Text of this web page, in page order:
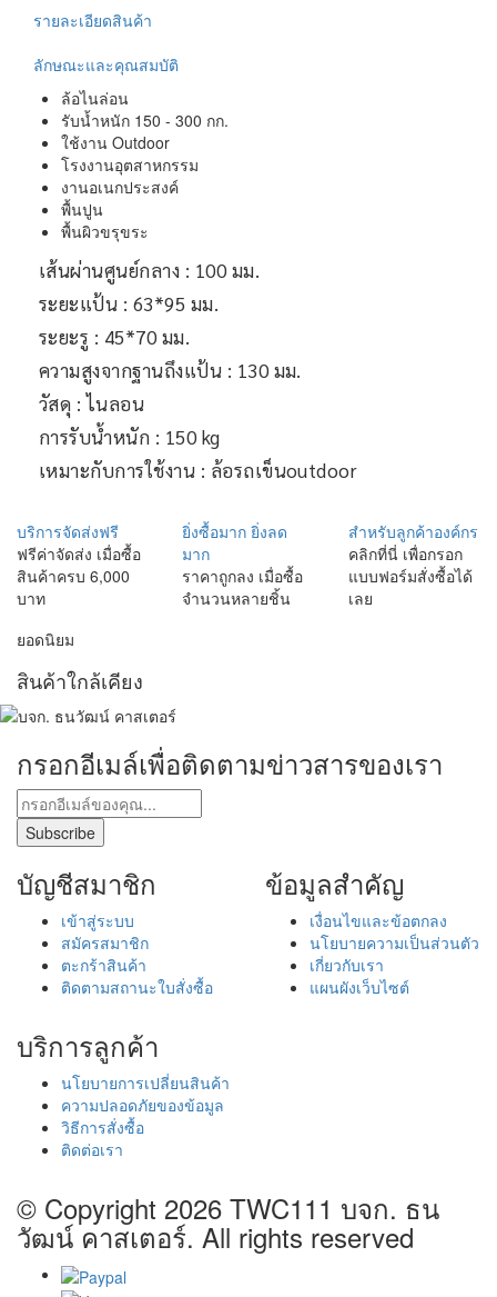
รายละเอียดสินค้า
ลักษณะและคุณสมบัติ
ล้อไนล่อน
รับน้ำหนัก 150 - 300 กก.
ใช้งาน Outdoor
โรงงานอุตสาหกรรม
งานอเนกประสงค์
พื้นปูน
พื้นผิวขรุขระ
เส้นผ่านศูนย์กลาง : 100 มม.
ระยะแป้น : 63*95 มม.
ระยะรู : 45*70 มม.
ความสูงจากฐานถึงแป้น : 130 มม.
วัสดุ : ไนลอน
การรับน้ำหนัก : 150 kg
เหมาะกับการใช้งาน : ล้อรถเข็นoutdoor
บริการจัดส่งฟรี
ฟรีค่าจัดส่ง เมื่อซื้อ
สินค้าครบ 6,000
บาท
ยิ่งซื้อมาก ยิ่งลด
มาก
ราคาถูกลง เมื่อซื้อ
จำนวนหลายชิ้น
สำหรับลูกค้าองค์กร
คลิกที่นี่ เพื่อกรอก
แบบฟอร์มสั่งซื้อได้
เลย
ยอดนิยม
สินค้าใกล้เคียง
กรอกอีเมล์เพื่อติดตามข่าวสารของเรา
บัญชีสมาชิก
เข้าสู่ระบบ
สมัครสมาชิก
ตะกร้าสินค้า
ติดตามสถานะใบสั่งซื้อ
ข้อมูลสำคัญ
เงื่อนไขและข้อตกลง
นโยบายความเป็นส่วนตัว
เกี่ยวกับเรา
แผนผังเว็บไซต์
บริการลูกค้า
นโยบายการเปลี่ยนสินค้า
ความปลอดภัยของข้อมูล
วิธีการสั่งซื้อ
ติดต่อเรา
© Copyright 2026 TWC111 บจก. ธน
วัฒน์ คาสเตอร์. All rights reserved